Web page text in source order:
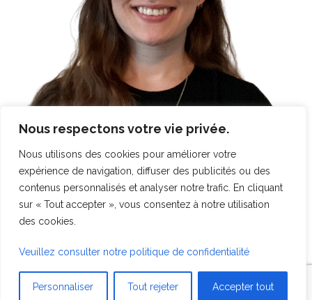
Nous respectons votre vie privée.
Nous utilisons des cookies pour améliorer votre
expérience de navigation, diffuser des publicités ou des
contenus personnalisés et analyser notre trafic. En cliquant
sur « Tout accepter », vous consentez à notre utilisation
des cookies.
Veuillez consulter notre politique de confidentialité
Personnaliser Tout rejeter Accepter tout